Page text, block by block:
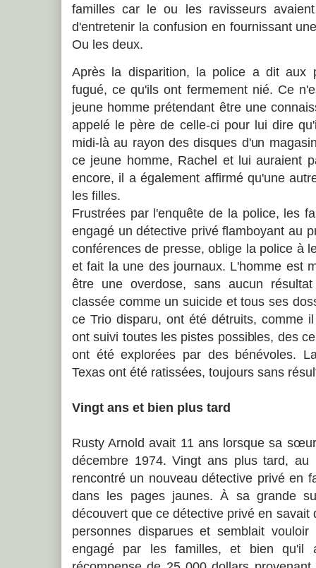
familles car le ou les ravisseurs
d'entretenir la confusion en fournissant
Ou les deux.
Après la disparition, la police a dit aux
fugué, ce qu'ils ont fermement nié. Ce
jeune homme prétendant être une
appelé le père de celle-ci pour lui dire
midi-là au rayon des disques d'un
ce jeune homme, Rachel et lui auraient
encore, il a également affirmé qu'une
les filles.
Frustrées par l'enquête de la police, les
engagé un détective privé flamboyant au
conférences de presse, oblige la police à
et fait la une des journaux. L'homme est
être une overdose, sans aucun
classée comme un suicide et tous ses
ce Trio disparu, ont été détruits, comme
ont suivi toutes les pistes possibles, des
ont été explorées par des bénévoles.
Texas ont été ratissées, toujours sans
Vingt ans et bien plus tard
Rusty Arnold avait 11 ans lorsque sa
décembre 1974. Vingt ans plus tard,
rencontré un nouveau détective privé en
dans les pages jaunes. À sa grande
découvert que ce détective privé en savait
personnes disparues et semblait
engagé par les familles, et bien qu'il